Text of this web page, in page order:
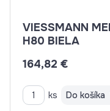
VIESSMANN
H80 BIELA
164,82 €
ks Do košíka